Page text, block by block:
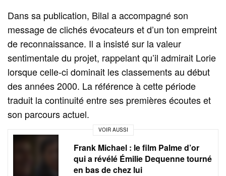
Dans sa publication, Bilal a accompagné son
message de clichés évocateurs et d’un ton empreint
de reconnaissance. Il a insisté sur la valeur
sentimentale du projet, rappelant qu’il admirait Lorie
lorsque celle-ci dominait les classements au début
des années 2000. La référence à cette période
traduit la continuité entre ses premières écoutes et
son parcours actuel.
VOIR AUSSI
Frank Michael : le film Palme d’or
qui a révélé Émilie Dequenne tourné
en bas de chez lui